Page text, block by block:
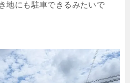
地にも駐車できるみたいで